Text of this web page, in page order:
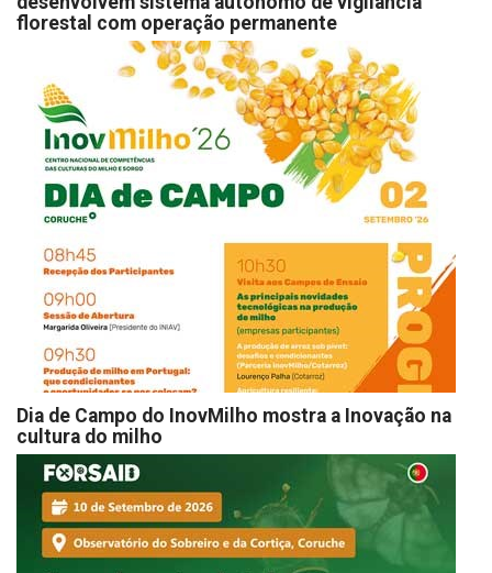
florestal com operação permanente
Dia de Campo do InovMilho mostra a Inovação na
cultura do milho